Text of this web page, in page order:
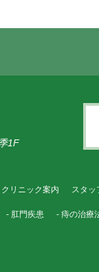
1F
クリニック案内 スタッ
- 肛門疾患 - 痔の治療